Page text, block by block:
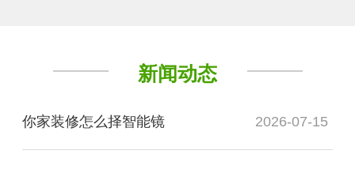
新闻动态
你家装修怎么择智能镜 2026-07-15